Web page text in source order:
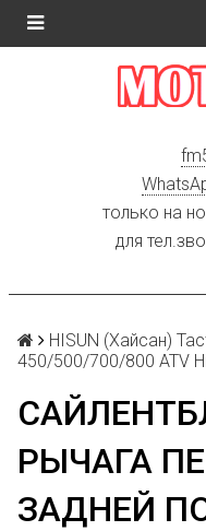
только на
для
HISUN (Хайсан)
450/500/700/800 ATV
РЫЧАГА
ЗАДНЕЙ